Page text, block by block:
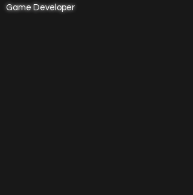
Game Developer